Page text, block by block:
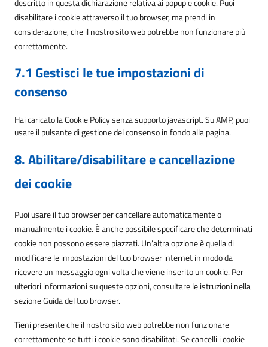
descritto in questa dichiarazione relativa ai popup e cookie. Puoi
disabilitare i cookie attraverso il tuo browser, ma prendi in
considerazione, che il nostro sito web potrebbe non funzionare più
correttamente.
7.1 Gestisci le tue impostazioni di
consenso
Hai caricato la Cookie Policy senza supporto javascript. Su AMP, puoi
usare il pulsante di gestione del consenso in fondo alla pagina.
8. Abilitare/disabilitare e cancellazione
dei cookie
Puoi usare il tuo browser per cancellare automaticamente o
manualmente i cookie. È anche possibile specificare che determinati
cookie non possono essere piazzati. Un’altra opzione è quella di
modificare le impostazioni del tuo browser internet in modo da
ricevere un messaggio ogni volta che viene inserito un cookie. Per
ulteriori informazioni su queste opzioni, consultare le istruzioni nella
sezione Guida del tuo browser.
Tieni presente che il nostro sito web potrebbe non funzionare
correttamente se tutti i cookie sono disabilitati. Se cancelli i cookie